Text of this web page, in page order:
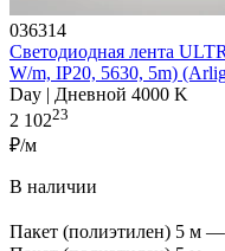
036314
Светодиодная лента
W/m, IP20, 5630, 5m)
Day | Дневной 4000 K
2 10223
₽/м
В наличии
Пакет (полиэтилен) 5 м —